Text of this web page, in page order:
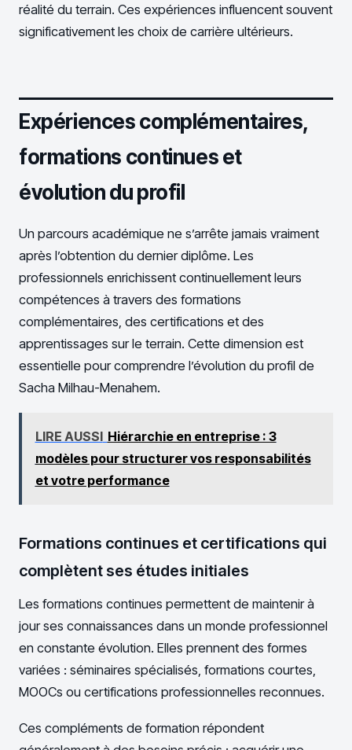
réalité du terrain. Ces expériences influencent souvent
significativement les choix de carrière ultérieurs.
Expériences complémentaires,
formations continues et
évolution du profil
Un parcours académique ne s’arrête jamais vraiment
après l’obtention du dernier diplôme. Les
professionnels enrichissent continuellement leurs
compétences à travers des formations
complémentaires, des certifications et des
apprentissages sur le terrain. Cette dimension est
essentielle pour comprendre l’évolution du profil de
Sacha Milhau-Menahem.
LIRE AUSSI Hiérarchie en entreprise : 3
modèles pour structurer vos responsabilités
et votre performance
Formations continues et certifications qui
complètent ses études initiales
Les formations continues permettent de maintenir à
jour ses connaissances dans un monde professionnel
en constante évolution. Elles prennent des formes
variées : séminaires spécialisés, formations courtes,
MOOCs ou certifications professionnelles reconnues.
Ces compléments de formation répondent